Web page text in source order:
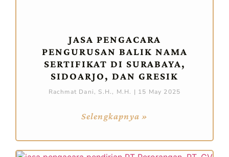
JASA PENGACARA
PENGURUSAN BALIK NAMA
SERTIFIKAT DI SURABAYA,
SIDOARJO, DAN GRESIK
Rachmat Dani, S.H., M.H. 15 May 2025
Selengkapnya »